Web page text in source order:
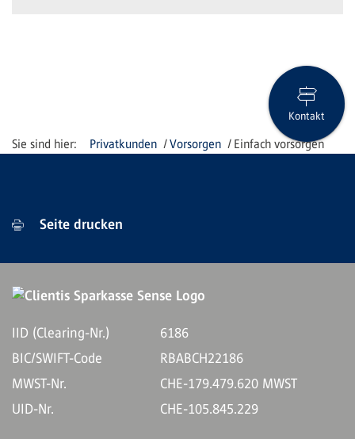
Privatkunden Vorsorgen Einfach vorsorgen
Kontakt
Seite drucken
IID (Clearing-Nr.)
6186
BIC/SWIFT-Code
RBABCH22186
MWST-Nr.
CHE-179.479.620 MWST
UID-Nr.
CHE-105.845.229